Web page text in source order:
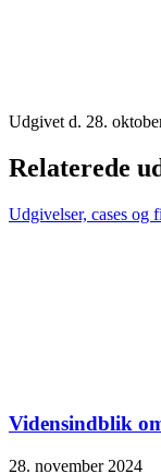
Udgivet d. 28.
Relaterede
Udgivelser, cases og
Vidensindblik
28. november 2024